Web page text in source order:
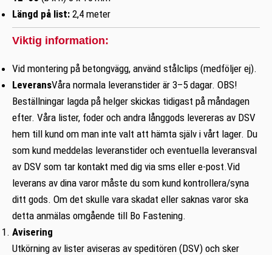
Längd på list: 2,4 meter
Viktig information:
Vid montering på betongvägg, använd stålclips (medföljer ej).
LeveransVåra normala leveranstider är 3–5 dagar. OBS!
Beställningar lagda på helger skickas tidigast på måndagen
efter. Våra lister, foder och andra långgods levereras av DSV
hem till kund om man inte valt att hämta själv i vårt lager. Du
som kund meddelas leveranstider och eventuella leveransval
av DSV som tar kontakt med dig via sms eller e-post.Vid
leverans av dina varor måste du som kund kontrollera/syna
ditt gods. Om det skulle vara skadat eller saknas varor ska
detta anmälas omgående till Bo Fastening.
Avisering
Utkörning av lister aviseras av speditören (DSV) och sker